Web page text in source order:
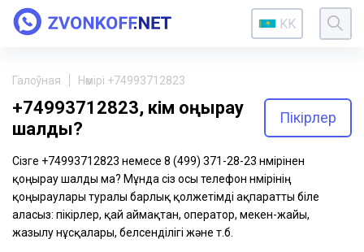
KK
Галоўная Нөмірі +74993712823
+74993712823, кім қоңырау
шалды?
Пікірлер
Сізге +74993712823 немесе 8 (499) 371-28-23 нөмірінен
қоңырау шалды ма? Мұнда сіз осы телефон нөмірінің
қоңыраулары туралы барлық қолжетімді ақпаратты біле
аласыз: пікірлер, қай аймақтан, оператор, мекен-жайы,
жазылу нұсқалары, белсенділігі және т.б.